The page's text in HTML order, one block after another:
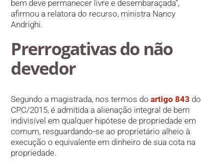
bem deve permanecer livre e desembaraçada”,
afirmou a relatora do recurso, ministra Nancy
Andrighi.
Prerrogativas do não
devedor
Segundo a magistrada, nos termos doartigo 843 do
CPC/2015, é admitida a alienação integral de bem
indivisível em qualquer hipótese de propriedade em
comum, resguardando-se ao proprietário alheio à
execução o equivalente em dinheiro de sua cota na
propriedade.